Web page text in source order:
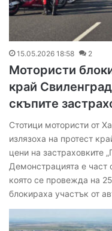
15.05.2026 18:58 2
Мотористи
край
скъпите
Стотици мотористи от
излязоха на протест
цени на застраховките
Демонстрацията е част
която се провежда на
блокираха участък от